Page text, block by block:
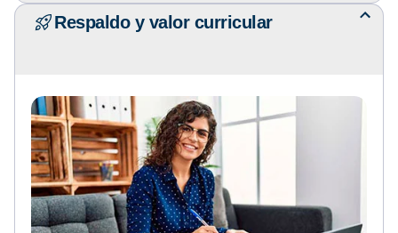
Respaldo y valor curricular